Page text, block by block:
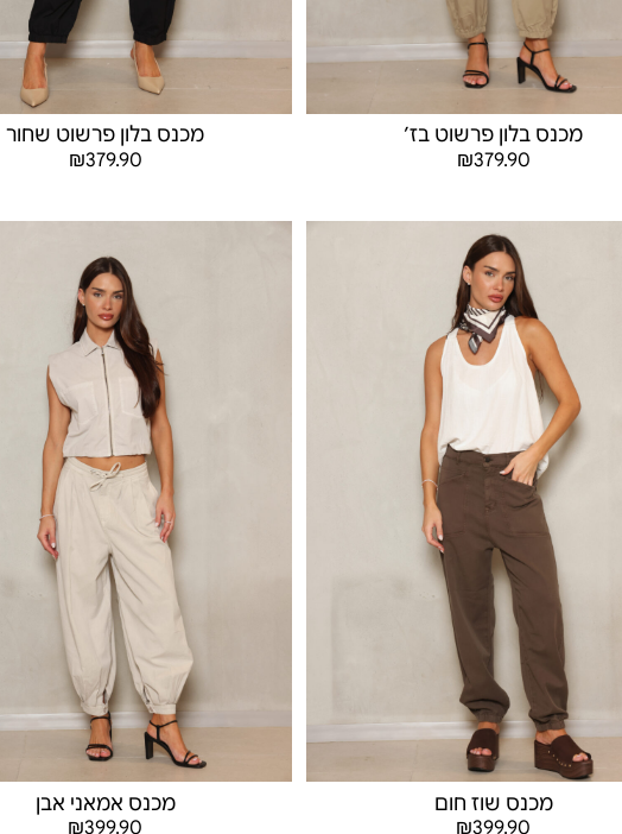
מכנס בלון פרשוט בז׳
₪379.90
מכנס בלון פרשוט שחור
₪379.90
מכנס שוז חום
₪399.90
מכנס אמאני אבן
₪399.90